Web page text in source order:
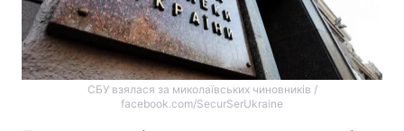
СБУ взялася за миколаївських чиновників /
facebook.com/SecurSerUkraine